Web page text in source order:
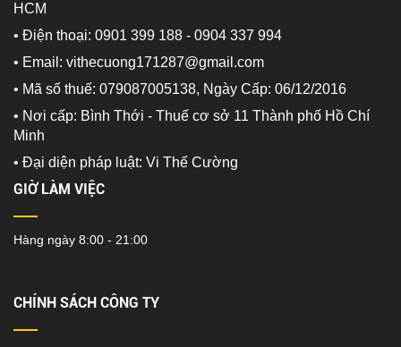
HCM
• Điện thoại: 0901 399 188 - 0904 337 994
• Email: vithecuong171287@gmail.com
• Mã số thuế: 079087005138, Ngày Cấp: 06/12/2016
• Nơi cấp: Bình Thới - Thuế cơ sở 11 Thành phố Hồ Chí
Minh
• Đại diện pháp luật: Vi Thế Cường
GIỜ LÀM VIỆC
Hàng ngày 8:00 - 21:00
CHÍNH SÁCH CÔNG TY